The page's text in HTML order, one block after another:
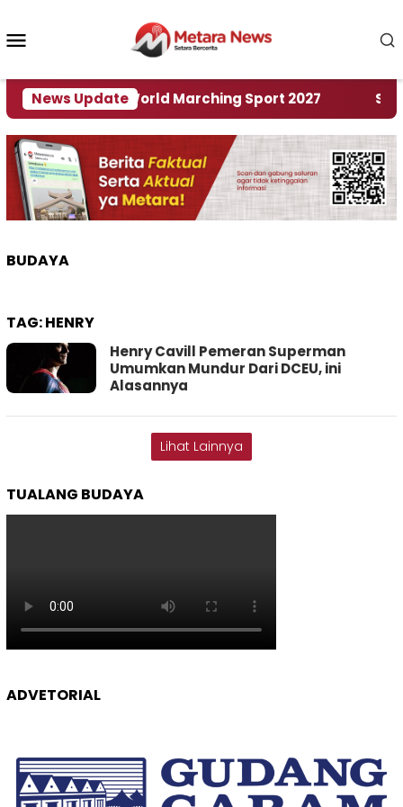
konten
News Update
Rumah World Marching Sport 2027 ‎Soal
BUDAYA
TAG:HENRY
Henry Cavill Pemeran Superman
Umumkan Mundur Dari DCEU, ini
Alasannya
Lihat Lainnya
TUALANG BUDAYA
ADVETORIAL